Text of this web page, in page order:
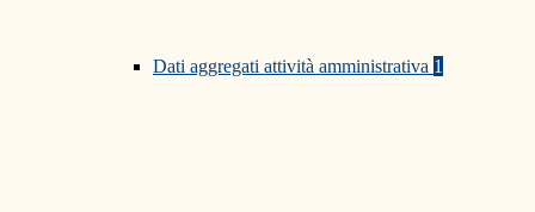
Dati aggregati attività amministrativa 1